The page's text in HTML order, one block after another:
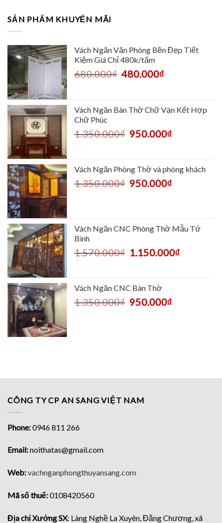
SẢN PHẨM KHUYẾN MÃI
Vách Ngăn Văn Phòng Bền Đẹp Tiết
Kiệm Giá Chỉ 480k/tấm
680.000₫ 480.000₫
Vách Ngăn Bàn Thờ Chữ Vạn Kết Hợp
Chữ Phúc
1.350.000₫ 950.000₫
Vách Ngăn Phòng Thờ và phòng khách
1.350.000₫ 950.000₫
Vách Ngăn CNC Phòng Thờ Mẫu Tứ
Bình
1.570.000₫ 1.150.000₫
Vách Ngăn CNC Bàn Thờ
1.350.000₫ 950.000₫
CÔNG TY CP AN SANG VIỆT NAM
Phone:0946 811 266
Email:noithatas@gmail.com
Web:vachnganphongthuyansang.com
Mã số thuế:0108420560
Địa chỉ Xưởng SX: Làng Nghề La Xuyên, Đằng Chương, xã